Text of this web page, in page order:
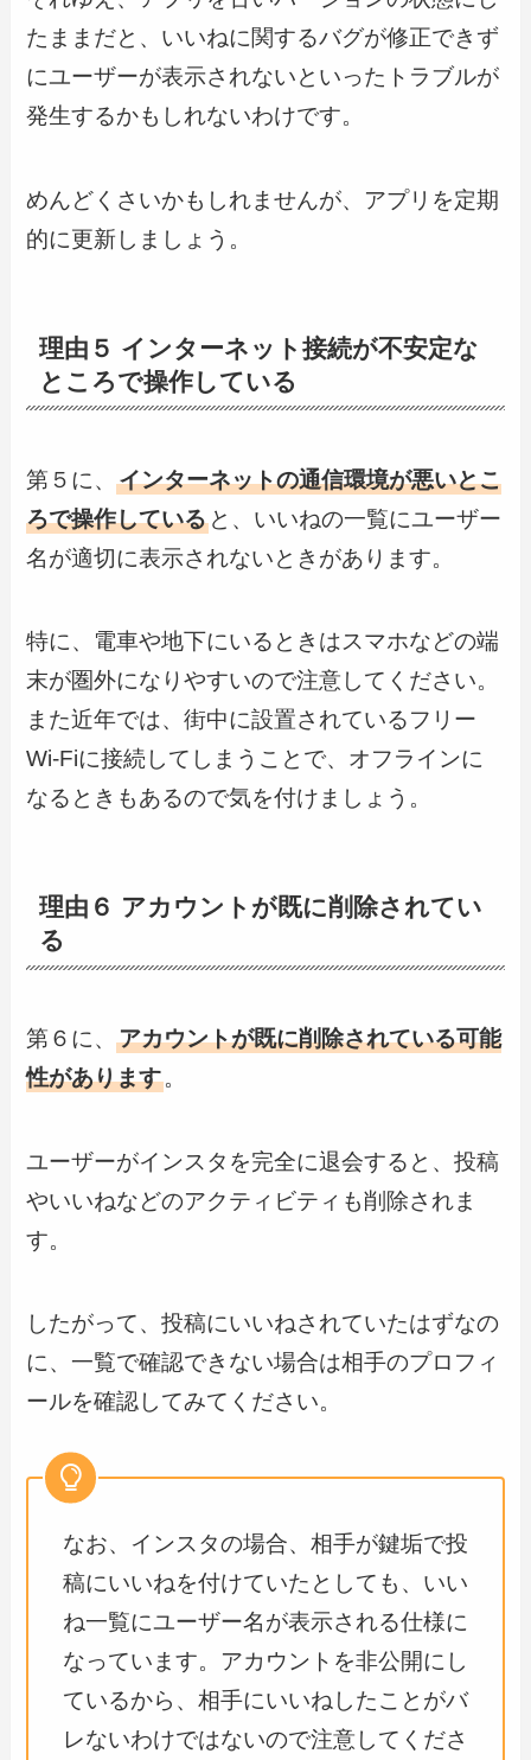
たままだと、いいねに関するバグが修正できず
にユーザーが表示されないといったトラブルが
発生するかもしれないわけです。
めんどくさいかもしれませんが、アプリを定期
的に更新しましょう。
理由５ インターネット接続が不安定な
ところで操作している
第５に、インターネットの通信環境が悪いとこ
ろで操作している と、いいねの一覧にユーザー
名が適切に表示されないときがあります。
特に、電車や地下にいるときはスマホなどの端
末が圏外になりやすいので注意してください。
また近年では、街中に設置されているフリー
Wi-Fiに接続してしまうことで、オフラインに
なるときもあるので気を付けましょう。
理由６ アカウントが既に削除されてい
る
第６に、アカウントが既に削除されている可能
性があります。
ユーザーがインスタを完全に退会すると、投稿
やいいねなどのアクティビティも削除されま
す。
したがって、投稿にいいねされていたはずなの
に、一覧で確認できない場合は相手のプロフィ
ールを確認してみてください。
なお、インスタの場合、相手が鍵垢で投
稿にいいねを付けていたとしても、いい
ね一覧にユーザー名が表示される仕様に
なっています。アカウントを非公開にし
ているから、相手にいいねしたことがバ
レないわけではないので注意してくださ